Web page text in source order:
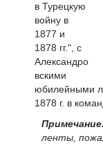
в Турецкую
войну в
1877 и
1878 гг.", с
Александро
вскими
юбилейными
1878 г. в
Примечание.
ленты,